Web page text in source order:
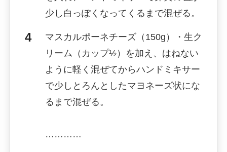
少し白っぽくなってくるまで混ぜる。
マスカルポーネチーズ（150g）・生ク
リーム（カップ½）を加え、はねない
ように軽く混ぜてからハンドミキサー
で少しとろんとしたマヨネーズ状にな
るまで混ぜる。
…………